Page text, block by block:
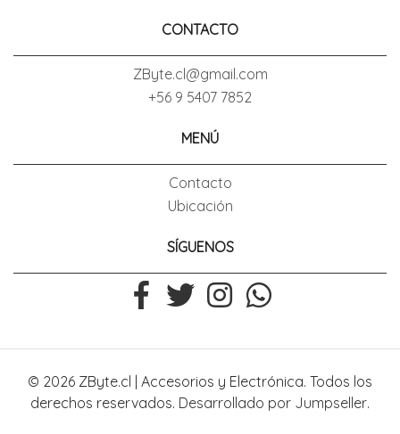
CONTACTO
ZByte.cl@gmail.com
+56 9 5407 7852
MENÚ
Contacto
Ubicación
SÍGUENOS
© 2026 ZByte.cl | Accesorios y Electrónica. Todos los
derechos reservados. Desarrollado por Jumpseller.